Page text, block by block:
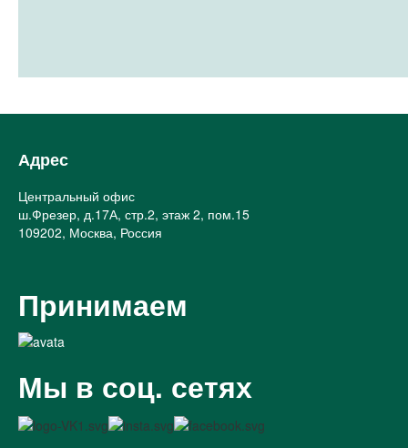
Адрес
Центральный офис
ш.Фрезер, д.17А, стр.2, этаж 2, пом.15
109202, Москва, Россия
Принимаем
Мы в соц. сетях